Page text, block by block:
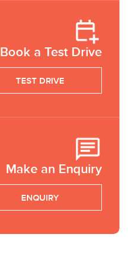
Book a Test Drive
TEST DRIVE
Make an Enquiry
ENQUIRY